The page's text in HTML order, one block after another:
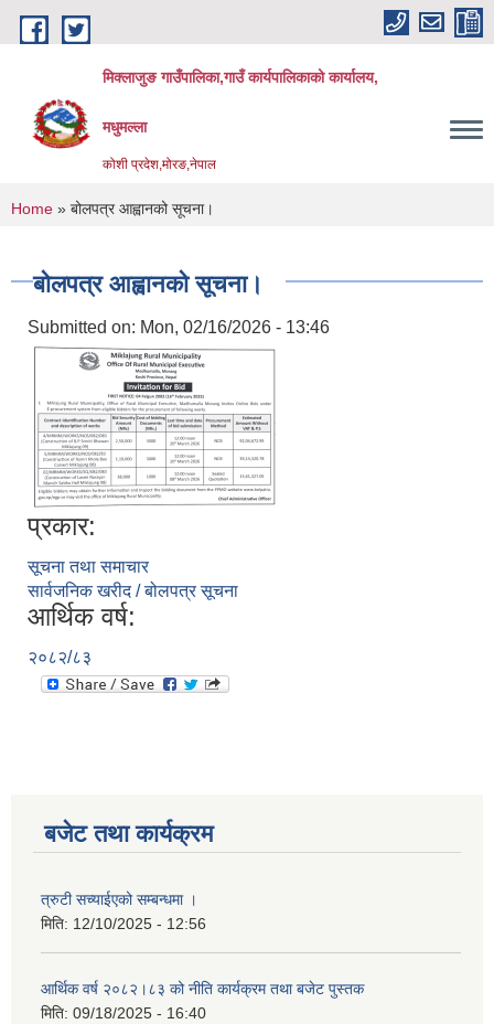
Skip to main content
मिक्लाजुङ गाउँपालिका,गाउँ कार्यपालिकाको कार्यालय,
मधुमल्ला
कोशी प्रदेश,मोरङ,नेपाल
You are here
Home » बोलपत्र आह्वानको सूचना।
बोलपत्र आह्वानको सूचना।
Submitted on: Mon, 02/16/2026 - 13:46
प्रकार:
सूचना तथा समाचार
सार्वजनिक खरीद / बोलपत्र सूचना
आर्थिक वर्ष:
२०८२/८३
बजेट तथा कार्यक्रम
त्रुटी सच्याईएको सम्बन्धमा ।
मिति: 12/10/2025 - 12:56
आर्थिक वर्ष २०८२।८३ को नीति कार्यक्रम तथा बजेट पुस्तक
मिति: 09/18/2025 - 16:40